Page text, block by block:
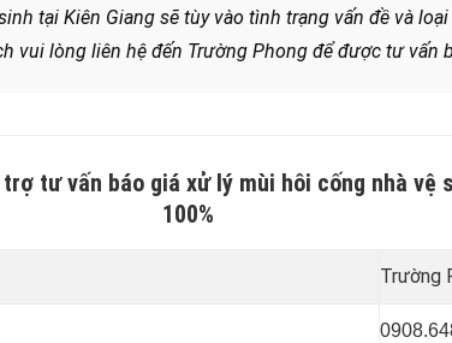
tại Kiên Giang sẽtùy vào tình trạng vấn đề và
vui lòng liên hệ đến Trường Phong để được tư vấn
tư vấn báo giá xử lý mùi hôi cống nhà vệ
100%
Trường